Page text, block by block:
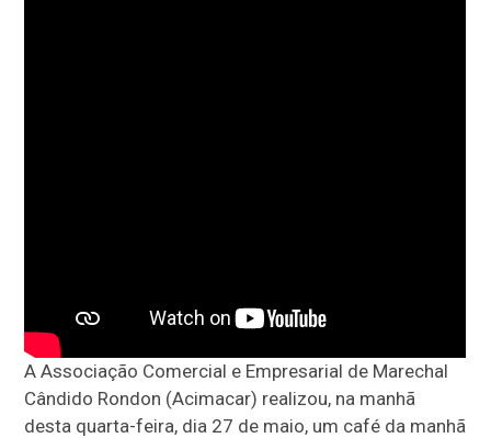
A Associação Comercial e Empresarial de Marechal
Cândido Rondon (Acimacar) realizou, na manhã
desta quarta-feira, dia 27 de maio, um café da manhã